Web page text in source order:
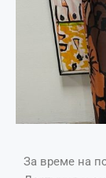
За време на